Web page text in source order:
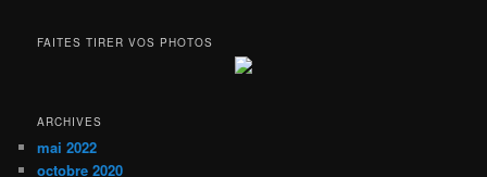
FAITES TIRER VOS PHOTOS
ARCHIVES
mai 2022
octobre 2020